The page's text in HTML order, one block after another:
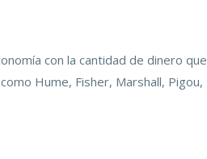
con la cantidad de dinero que
Hume, Fisher, Marshall, Pigou,